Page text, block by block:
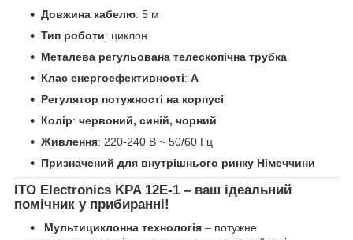
Довжина кабелю: 5 м
Тип роботи: циклон
Металева регульована телескопічна трубка
Клас енергоефективності: A
Регулятор потужності на корпусі
Колір: червоний, синій, чорний
Живлення: 220-240 В ~ 50/60 Гц
Призначений для внутрішнього ринку Німеччини
ITO Electronics KPA 12E-1 – ваш ідеальний
помічник у прибиранні!
Мультициклонна технологія – потужне